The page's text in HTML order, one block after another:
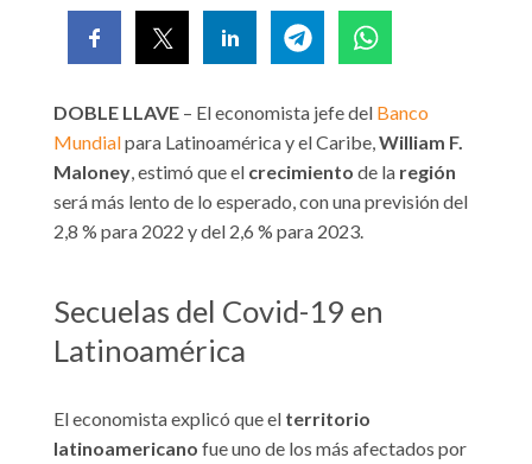
DOBLE LLAVE – El economista jefe del Banco
Mundialpara Latinoamérica y el Caribe,William F.
Maloney, estimó que el crecimiento de la región
será más lento de lo esperado, con una previsión del
2,8 % para 2022 y del 2,6 % para 2023.
Secuelas del Covid-19 en
Latinoamérica
El economista explicó que el territorio
latinoamericano fue uno de los más afectados por